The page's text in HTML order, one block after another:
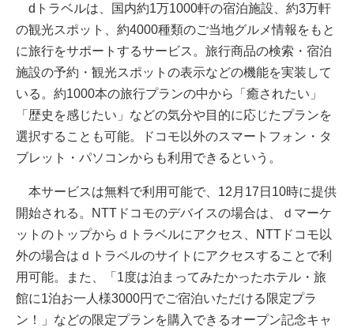
dトラベルは、国内約1万1000軒の宿泊施設、約3万軒
の観光スポット、約4000種類のご当地グルメ情報をもと
に旅行をサポートするサービス。旅行商品の検索・宿泊
施設の予約・観光スポットの表示などの機能を実装して
いる。約1000本の旅行プランの中から「癒されたい」
「歴史を感じたい」などの気分や目的に応じたプランを
選択することも可能。ドコモ以外のスマートフォン・タ
ブレット・パソコンからも利用できるという。
本サービスは無料で利用可能で、12月17日10時に提供
開始される。NTTドコモのデバイスの場合は、ｄマーケ
ットのトップからｄトラベルにアクセス、NTTドコモ以
外の場合はｄトラベルのサイトにアクセスすることで利
用可能。また、「1度は泊まってみたかったホテル・旅
館に1泊お一人様3000円でご宿泊いただける限定プラ
ン！」などの限定プランを購入できるオープン記念キャ